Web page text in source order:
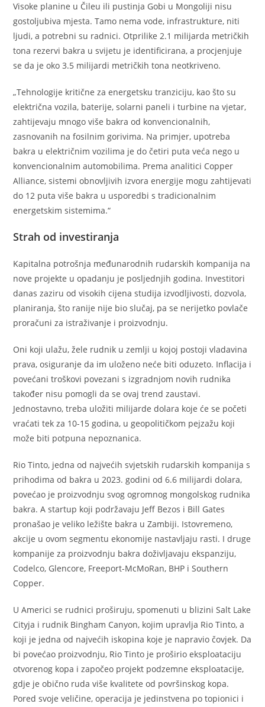
Visoke planine u Čileu ili pustinja Gobi u Mongoliji nisu
gostoljubiva mjesta. Tamo nema vode, infrastrukture, niti
ljudi, a potrebni su radnici. Otprilike 2.1 milijarda metričkih
tona rezervi bakra u svijetu je identificirana, a procjenjuje
se da je oko 3.5 milijardi metričkih tona neotkriveno.
„Tehnologije kritične za energetsku tranziciju, kao što su
električna vozila, baterije, solarni paneli i turbine na vjetar,
zahtijevaju mnogo više bakra od konvencionalnih,
zasnovanih na fosilnim gorivima. Na primjer, upotreba
bakra u električnim vozilima je do četiri puta veća nego u
konvencionalnim automobilima. Prema analitici Copper
Alliance, sistemi obnovljivih izvora energije mogu zahtijevati
do 12 puta više bakra u usporedbi s tradicionalnim
energetskim sistemima.“
Strah od investiranja
Kapitalna potrošnja međunarodnih rudarskih kompanija na
nove projekte u opadanju je posljednjih godina. Investitori
danas zaziru od visokih cijena studija izvodljivosti, dozvola,
planiranja, što ranije nije bio slučaj, pa se nerijetko povlače
proračuni za istraživanje i proizvodnju.
Oni koji ulažu, žele rudnik u zemlji u kojoj postoji vladavina
prava, osiguranje da im uloženo neće biti oduzeto. Inflacija i
povećani troškovi povezani s izgradnjom novih rudnika
također nisu pomogli da se ovaj trend zaustavi.
Jednostavno, treba uložiti milijarde dolara koje će se početi
vraćati tek za 10-15 godina, u geopolitičkom pejzažu koji
može biti potpuna nepoznanica.
Rio Tinto, jedna od najvećih svjetskih rudarskih kompanija s
prihodima od bakra u 2023. godini od 6.6 milijardi dolara,
povećao je proizvodnju svog ogromnog mongolskog rudnika
bakra. A startup koji podržavaju Jeff Bezos i Bill Gates
pronašao je veliko ležište bakra u Zambiji. Istovremeno,
akcije u ovom segmentu ekonomije nastavljaju rasti. I druge
kompanije za proizvodnju bakra doživljavaju ekspanziju,
Codelco, Glencore, Freeport-McMoRan, BHP i Southern
Copper.
U Americi se rudnici proširuju, spomenuti u blizini Salt Lake
Cityja i rudnik Bingham Canyon, kojim upravlja Rio Tinto, a
koji je jedna od najvećih iskopina koje je napravio čovjek. Da
bi povećao proizvodnju, Rio Tinto je proširio eksploataciju
otvorenog kopa i započeo projekt podzemne eksploatacije,
gdje je obično ruda više kvalitete od površinskog kopa.
Pored svoje veličine, operacija je jedinstvena po topionici i